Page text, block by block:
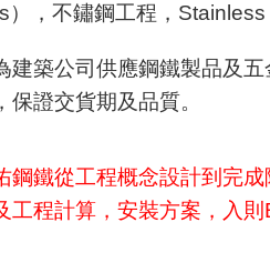
），不鏽鋼工程，Stainless
建築公司供應鋼鐵製品及
保證交貨期及品質。
鋼鐵從工程概念設計到完
工程計算，安裝方案，入